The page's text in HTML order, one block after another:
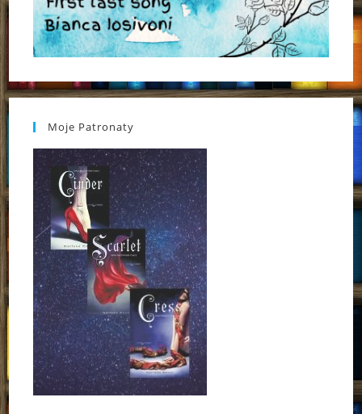
Moje Patronaty